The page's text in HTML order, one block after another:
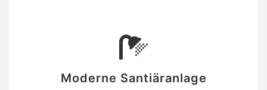
Moderne Santiäranlage